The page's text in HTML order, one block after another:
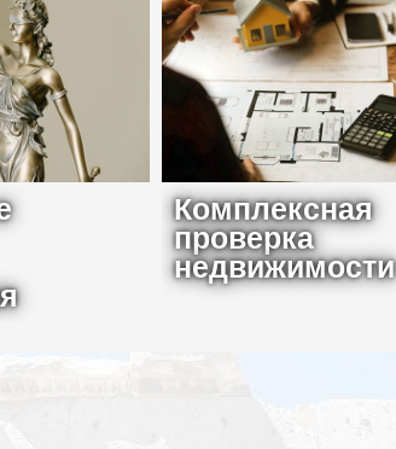
Комплексная
проверка
недвижимости